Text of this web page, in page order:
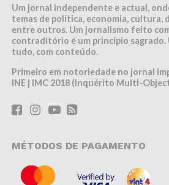
Um jornal independente e actual,
temas de política, economia, cultura,
entre outros. Um jornalismo feito
contraditório é um princípio sagrado.
tudo, com conteúdo.
Primeiro em notoriedade no jornal
INE | IMC 2018 (Inquérito Multi-
MÉTODOS DE PAGAMENTO